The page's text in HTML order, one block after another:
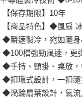
【保存期限】10年
【商品特色】◆風扇
◆瞬速製冷，宛如隨身
◆100檔強勁風速，更
◆手持、頸掛、桌放
◆扣環式設計，一扣隨
◆渦輪扇葉設計，氣流